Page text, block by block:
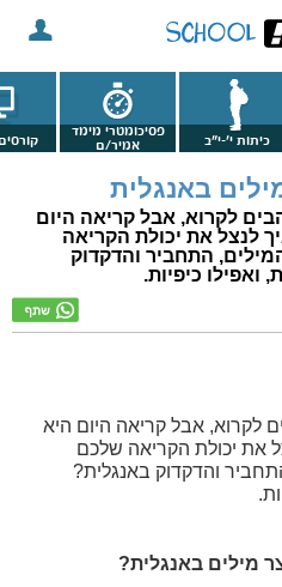
כיתות י'-י"ב
פסיכומטרי מימד
אמיר/ם
באנגלית
לקרוא, אבל קריאה היום
לנצל את יכולת הקריאה
התחביר והדקדוק
ואפילו כיפיות.
לקרוא, אבל קריאה היום היא
את יכולת הקריאה שלכם
והדקדוק באנגלית?
מילים באנגלית?